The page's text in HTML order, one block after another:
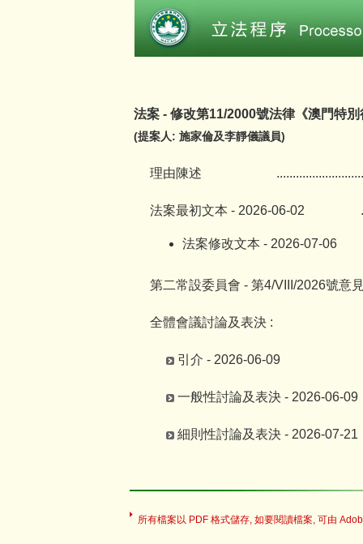
法案 - 修改第11/2000號法律《澳門特
(提案人: 施家倫及李靜儀議員)
理由陳述
法案最初文本 - 2026-06-02
法案修改文本 - 2026-07-06
第二常設委員會 - 第4/VIII/2026號意
全體會議討論及表決 :
引介 - 2026-06-09
一般性討論及表決 - 2026-06-09
細則性討論及表決 - 2026-07-21
所有檔案以 PDF 格式儲存, 如要閱讀檔案, 可由